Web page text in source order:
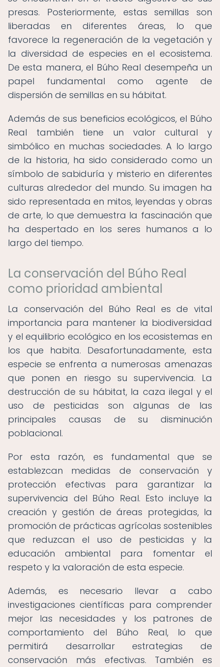
presas. Posteriormente, estas semillas son
liberadas en diferentes áreas, lo que
favorece la regeneración de la vegetación y
la diversidad de especies en el ecosistema.
De esta manera, el Búho Real desempeña un
papel fundamental como agente de
dispersión de semillas en su hábitat.
Además de sus beneficios ecológicos, el Búho
Real también tiene un valor cultural y
simbólico en muchas sociedades. A lo largo
de la historia, ha sido considerado como un
símbolo de sabiduría y misterio en diferentes
culturas alrededor del mundo. Su imagen ha
sido representada en mitos, leyendas y obras
de arte, lo que demuestra la fascinación que
ha despertado en los seres humanos a lo
largo del tiempo.
La conservación del Búho Real
como prioridad ambiental
La conservación del Búho Real es de vital
importancia para mantener la biodiversidad
y el equilibrio ecológico en los ecosistemas en
los que habita. Desafortunadamente, esta
especie se enfrenta a numerosas amenazas
que ponen en riesgo su supervivencia. La
destrucción de su hábitat, la caza ilegal y el
uso de pesticidas son algunas de las
principales causas de su disminución
poblacional.
Por esta razón, es fundamental que se
establezcan medidas de conservación y
protección efectivas para garantizar la
supervivencia del Búho Real. Esto incluye la
creación y gestión de áreas protegidas, la
promoción de prácticas agrícolas sostenibles
que reduzcan el uso de pesticidas y la
educación ambiental para fomentar el
respeto y la valoración de esta especie.
Además, es necesario llevar a cabo
investigaciones científicas para comprender
mejor las necesidades y los patrones de
comportamiento del Búho Real, lo que
permitirá desarrollar estrategias de
conservación más efectivas. También es